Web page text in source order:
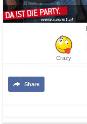
Crazy
Share